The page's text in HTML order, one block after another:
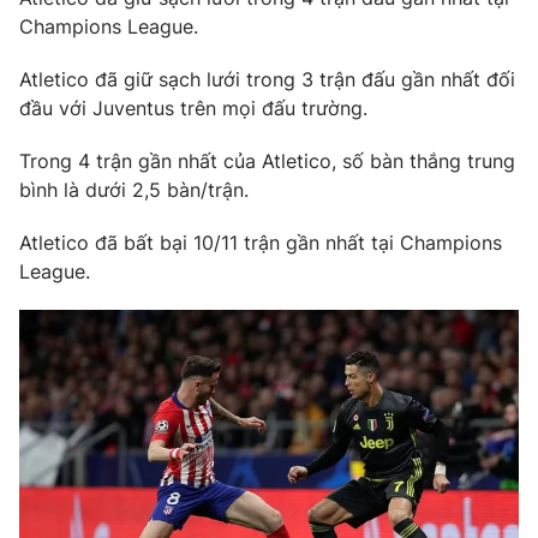
Ðiện thoại Thời báo VTV:
024.66 897 897
Liên hệ quảng cáo:024-7300.7108
® Cấm sao chép dưới mọi hình thức nếu không có sự chấp
thuận bằng văn bản. Ghi rõ nguồn VTV.vn khi phát hành lại
thông tin từ website này.
Champions League.
Atletico đã giữ sạch lưới trong 3 trận đấu gần nhất đối
đầu với Juventus trên mọi đấu trường.
Trong 4 trận gần nhất của Atletico, số bàn thắng trung
bình là dưới 2,5 bàn/trận.
Atletico đã bất bại 10/11 trận gần nhất tại Champions
League.